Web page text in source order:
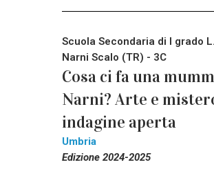
Scuola Secondaria di I grado
Narni Scalo (TR) - 3C
Cosa ci fa una
Narni? Arte e
indagine aperta
Umbria
Edizione 2024-2025